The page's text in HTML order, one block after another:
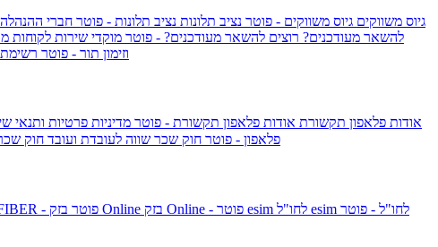
גיוס משווקים גיוס משווקים - פוטר נציב תלונות נציב תלונות - פוטר חברי ההנהלה
להשאר מעודכנים? רוצים להשאר מעודכנים? - פוטר מוקדי שירות לקוחות
וזימון תור - פוטר רשימת
אודות פלאפון תקשורת אודות פלאפון תקשורת - פוטר מדיניות פרטיות ותנאי
פלאפון - פוטר חוק שכר שווה לעובדת ועובד חוק
yes+FIBER - פוטר בזק Online
esim לחו"ל - פוטר